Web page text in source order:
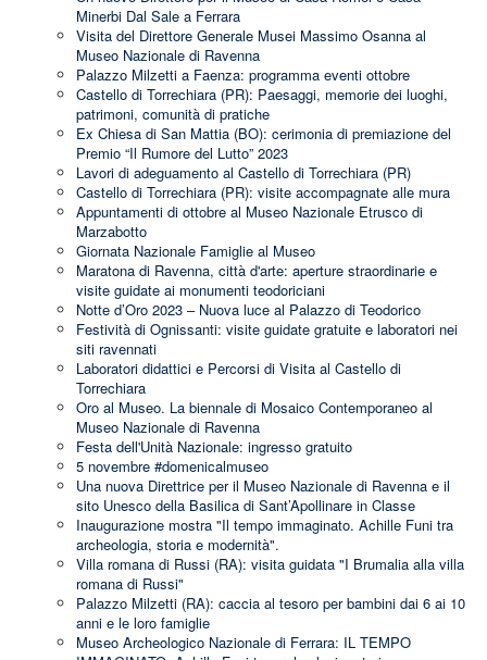
Minerbi Dal Sale a Ferrara
Visita del Direttore Generale Musei Massimo Osanna al
Museo Nazionale di Ravenna
Palazzo Milzetti a Faenza: programma eventi ottobre
Castello di Torrechiara (PR): Paesaggi, memorie dei luoghi,
patrimoni, comunità di pratiche
Ex Chiesa di San Mattia (BO): cerimonia di premiazione del
Premio “Il Rumore del Lutto” 2023
Lavori di adeguamento al Castello di Torrechiara (PR)
Castello di Torrechiara (PR): visite accompagnate alle mura
Appuntamenti di ottobre al Museo Nazionale Etrusco di
Marzabotto
Giornata Nazionale Famiglie al Museo
Maratona di Ravenna, città d'arte: aperture straordinarie e
visite guidate ai monumenti teodoriciani
Notte d’Oro 2023 – Nuova luce al Palazzo di Teodorico
Festività di Ognissanti: visite guidate gratuite e laboratori nei
siti ravennati
Laboratori didattici e Percorsi di Visita al Castello di
Torrechiara
Oro al Museo. La biennale di Mosaico Contemporaneo al
Museo Nazionale di Ravenna
Festa dell'Unità Nazionale: ingresso gratuito
5 novembre #domenicalmuseo
Una nuova Direttrice per il Museo Nazionale di Ravenna e il
sito Unesco della Basilica di Sant’Apollinare in Classe
Inaugurazione mostra "Il tempo immaginato. Achille Funi tra
archeologia, storia e modernità".
Villa romana di Russi (RA): visita guidata "I Brumalia alla villa
romana di Russi"
Palazzo Milzetti (RA): caccia al tesoro per bambini dai 6 ai 10
anni e le loro famiglie
Museo Archeologico Nazionale di Ferrara: IL TEMPO